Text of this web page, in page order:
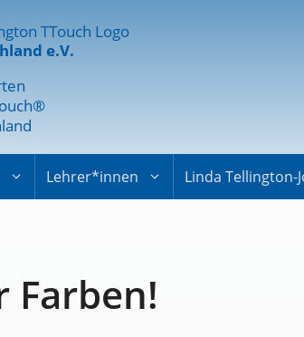
e.V.
Lehrer*innen Linda Tellington-
Farben!